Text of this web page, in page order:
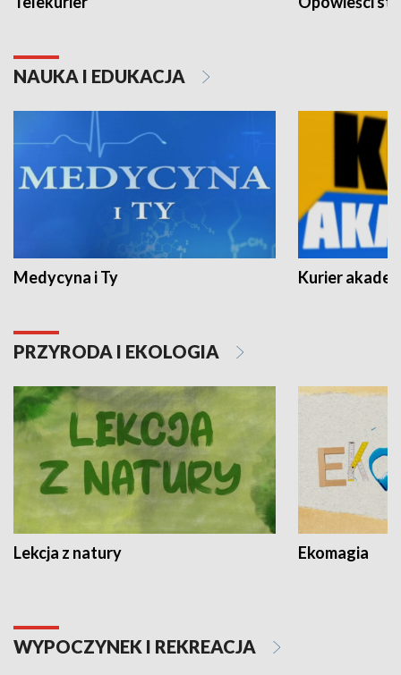
NAUKA I EDUKACJA
Medycyna i Ty Kurier
PRZYRODA I EKOLOGIA
Lekcja z natury Ekomagia
WYPOCZYNEK I REKREACJA